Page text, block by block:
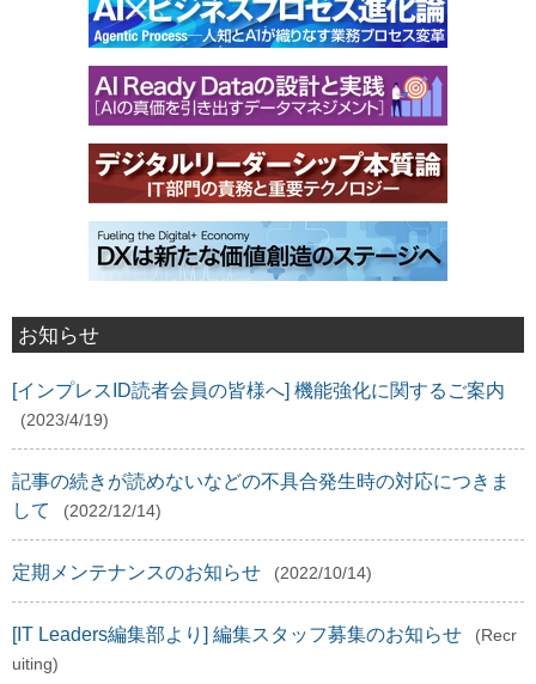
お知らせ
[インプレスID読者会員の皆様へ] 機能強化に関するご案内
(2023/4/19)
記事の続きが読めないなどの不具合発生時の対応につきま
して
(2022/12/14)
定期メンテナンスのお知らせ (2022/10/14)
[IT Leaders編集部より] 編集スタッフ募集のお知らせ
(Recr
uiting)